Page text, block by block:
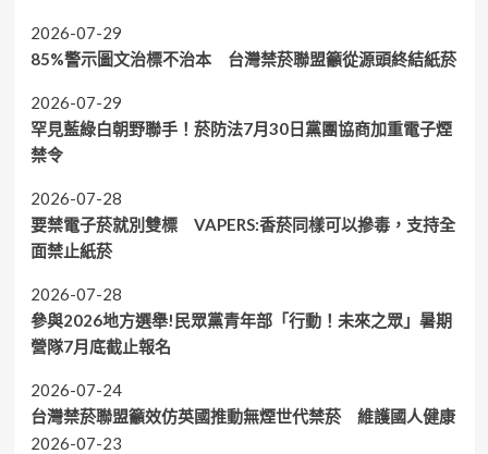
2026-07-29
85%警示圖文治標不治本 台灣禁菸聯盟籲從源頭終結紙菸
2026-07-29
罕見藍綠白朝野聯手！菸防法7月30日黨團協商加重電子煙
禁令
2026-07-28
要禁電子菸就別雙標 VAPERS:香菸同樣可以摻毒，支持全
面禁止紙菸
2026-07-28
參與2026地方選舉!民眾黨青年部「行動！未來之眾」暑期
營隊7月底截止報名
2026-07-24
台灣禁菸聯盟籲效仿英國推動無煙世代禁菸 維護國人健康
2026-07-23